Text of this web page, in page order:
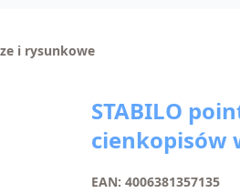
i rysunkowe
STABILO
cienkopisów
EAN: 4006381357135